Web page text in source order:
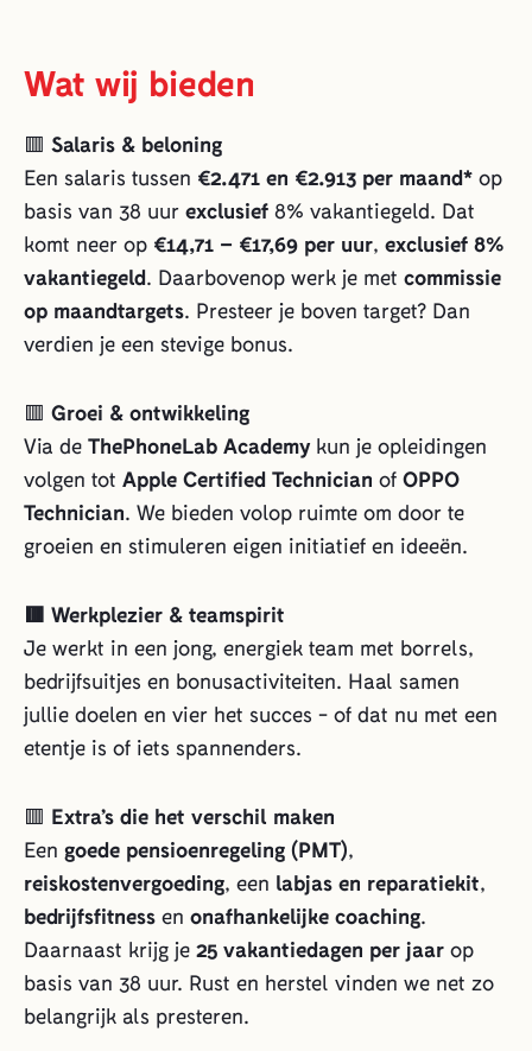
Wat wij bieden
🟥 Salaris & beloning
Een salaris tussen €2.471 en €2.913 per maand* op
basis van 38 uur exclusief 8% vakantiegeld. Dat
komt neer op €14,71 – €17,69 per uur, exclusief 8%
vakantiegeld. Daarbovenop werk je met commissie
op maandtargets. Presteer je boven target? Dan
verdien je een stevige bonus.
🟥 Groei & ontwikkeling
Via de ThePhoneLab Academykun je opleidingen
volgen tot Apple Certified Technician of OPPO
Technician. We bieden volop ruimte om door te
groeien en stimuleren eigen initiatief en ideeën.
🟥 Werkplezier & teamspirit
Je werkt in een jong, energiek team met borrels,
bedrijfsuitjes en bonusactiviteiten. Haal samen
jullie doelen en vier het succes - of dat nu met een
etentje is of iets spannenders.
🟥 Extra’s die het verschil maken
Een goede pensioenregeling (PMT),
reiskostenvergoeding, een labjas en reparatiekit,
bedrijfsfitness en onafhankelijke coaching.
Daarnaast krijg je 25 vakantiedagen per jaar op
basis van 38 uur. Rust en herstel vinden we net zo
belangrijk als presteren.